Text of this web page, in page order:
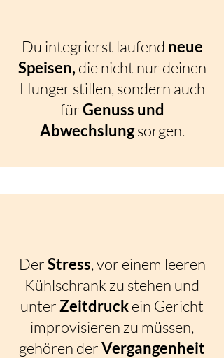
Du integrierst laufend neue
Speisen, die nicht nur deinen
Hunger stillen, sondern auch
fürGenuss und
Abwechslungsorgen.
DerStress, vor einem leeren
Kühlschrank zu stehen und
unterZeitdruckein Gericht
improvisieren zu müssen,
gehören derVergangenheit